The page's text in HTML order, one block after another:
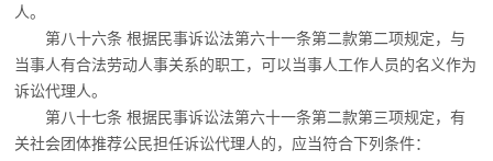
人。
第八十六条 根据民事诉讼法第六十一条第二款第二项规定，与
当事人有合法劳动人事关系的职工，可以当事人工作人员的名义作为
诉讼代理人。
第八十七条 根据民事诉讼法第六十一条第二款第三项规定，有
关社会团体推荐公民担任诉讼代理人的，应当符合下列条件：